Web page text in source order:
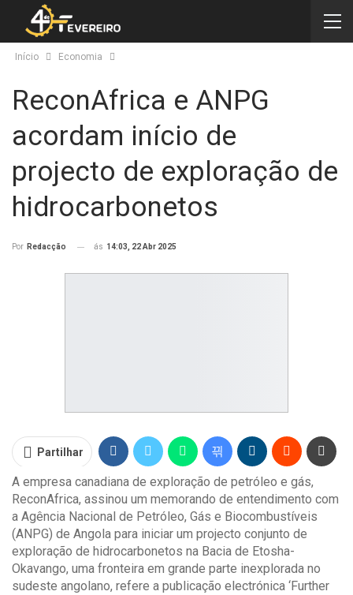
Início Economia
ReconAfrica e ANPG
acordam início de
projecto de exploração de
hidrocarbonetos
Por Redacção ás 14:03, 22 Abr 2025
Partilhar
A empresa canadiana de exploração de petróleo e gás,
ReconAfrica, assinou um memorando de entendimento com
a Agência Nacional de Petróleo, Gás e Biocombustíveis
(ANPG) de Angola para iniciar um projecto conjunto de
exploração de hidrocarbonetos na Bacia de Etosha-
Okavango, uma fronteira em grande parte inexplorada no
sudeste angolano, refere a publicação electrónica ‘Further